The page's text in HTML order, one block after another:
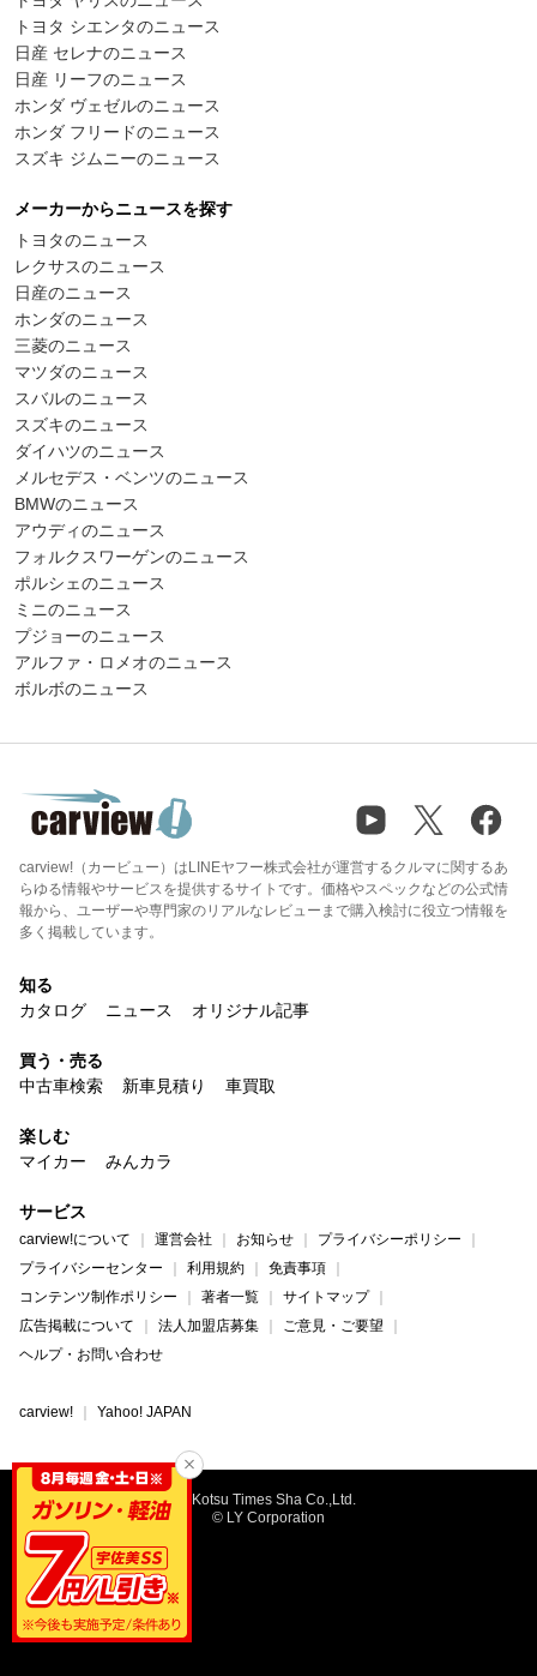
トヨタ シエンタのニュース
日産 セレナのニュース
日産 リーフのニュース
ホンダ ヴェゼルのニュース
ホンダ フリードのニュース
スズキ ジムニーのニュース
メーカーからニュースを探す
トヨタのニュース
レクサスのニュース
日産のニュース
ホンダのニュース
三菱のニュース
マツダのニュース
スバルのニュース
スズキのニュース
ダイハツのニュース
メルセデス・ベンツのニュース
BMWのニュース
アウディのニュース
フォルクスワーゲンのニュース
ポルシェのニュース
ミニのニュース
プジョーのニュース
アルファ・ロメオのニュース
ボルボのニュース
carview!（カービュー）はLINEヤフー株式会社が運営するクルマに関するあ
らゆる情報やサービスを提供するサイトです。価格やスペックなどの公式情
報から、ユーザーや専門家のリアルなレビューまで購入検討に役立つ情報を
多く掲載しています。
知る
カタログ
ニュース オリジナル記事
買う・売る
中古車検索
新車見積り 車買取
楽しむ
マイカー
みんカラ
サービス
carview!について 運営会社 お知らせ
プライバシーポリシー
プライバシーセンター
利用規約
免責事項
コンテンツ制作ポリシー
著者一覧
サイトマップ
広告掲載について
法人加盟店募集
ご意見・ご要望
ヘルプ・お問い合わせ
carview! Yahoo! JAPAN
©Kotsu Times Sha Co.,Ltd.
© LY Corporation